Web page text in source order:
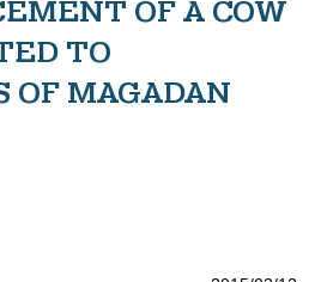
OF A COW
TO
OF MAGADAN